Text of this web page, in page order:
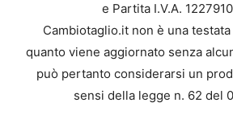
e Partita I.V.A.
Cambiotaglio.it non è una
quanto viene aggiornato senza
può pertanto considerarsi un
sensi della legge n. 62 del